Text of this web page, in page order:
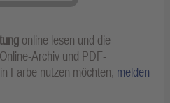
online lesen und die
Archiv und PDF-
Farbe nutzen möchten, melden